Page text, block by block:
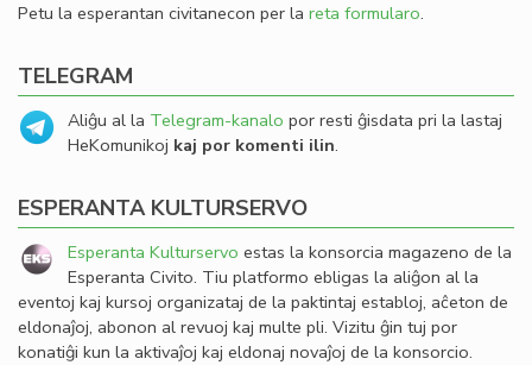
Petu la esperantan civitanecon per la reta formularo.
TELEGRAM
Aliĝu al la Telegram-kanalo por resti ĝisdata pri la lastaj
HeKomunikoj kaj por komenti ilin.
ESPERANTA KULTURSERVO
Esperanta Kulturservo estas la konsorcia magazeno de la
Esperanta Civito. Tiu platformo ebligas la aliĝon al la
eventoj kaj kursoj organizataj de la paktintaj establoj, aĉeton de
eldonaĵoj, abonon al revuoj kaj multe pli. Vizitu ĝin tuj por
konatiĝi kun la aktivaĵoj kaj eldonaj novaĵoj de la konsorcio.